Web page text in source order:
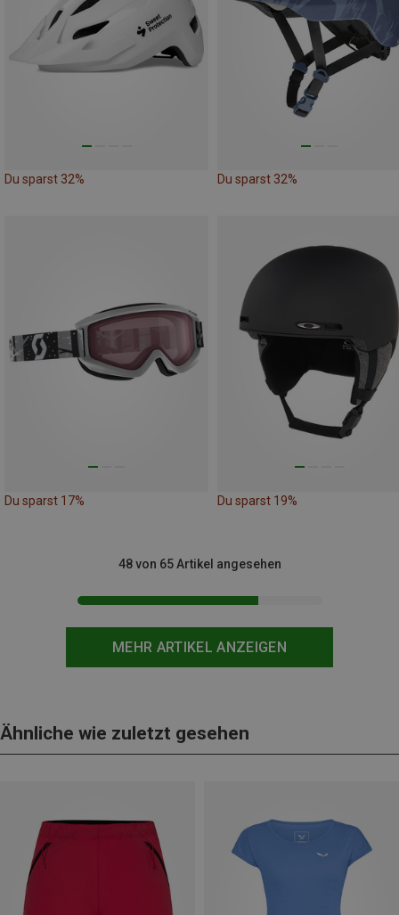
Du sparst 32% Du sparst 32%
Du sparst 17% Du sparst 19%
MEHR ARTIKEL ANZEIGEN
48 von 65 Artikel angesehen
Ähnliche wie zuletzt gesehen